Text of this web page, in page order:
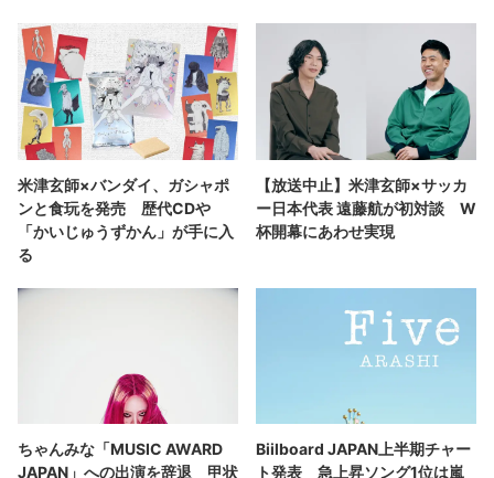
米津玄師×バンダイ、ガシャポ
ンと食玩を発売 歴代CDや
「かいじゅうずかん」が手に入
る
【放送中止】米津玄師×サッカ
ー日本代表 遠藤航が初対談 W
杯開幕にあわせ実現
ちゃんみな「MUSIC AWARD
JAPAN」への出演を辞退 甲状
Biilboard JAPAN上半期チャー
ト発表 急上昇ソング1位は嵐